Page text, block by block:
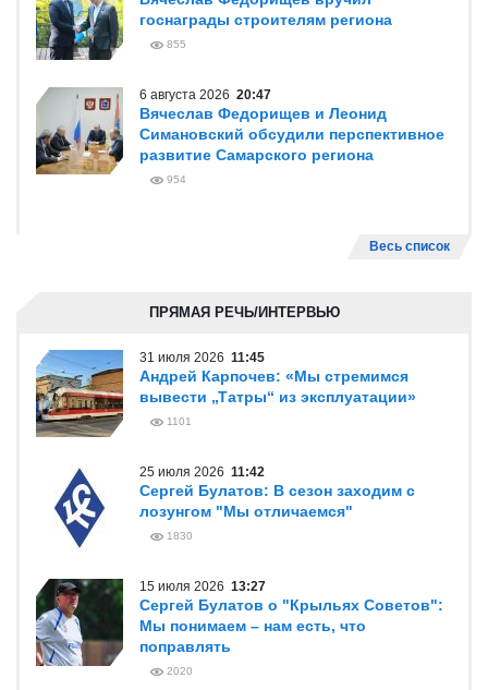
госнаграды строителям региона
855
6 августа 2026 20:47
Вячеслав Федорищев и Леонид
Симановский обсудили перспективное
развитие Самарского региона
954
Весь список
ПРЯМАЯ РЕЧЬ/ИНТЕРВЬЮ
31 июля 2026 11:45
Андрей Карпочев: «Мы стремимся
вывести „Татры“ из эксплуатации»
1101
25 июля 2026 11:42
Сергей Булатов: В сезон заходим с
лозунгом "Мы отличаемся"
1830
15 июля 2026 13:27
Сергей Булатов о "Крыльях Советов":
Мы понимаем – нам есть, что
поправлять
2020